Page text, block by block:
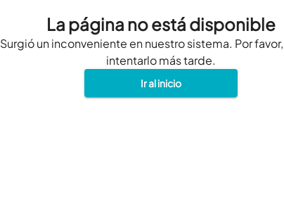
La página no está disponible
Surgió un inconveniente en nuestro sistema. Por
intentarlo más tarde.
Ir al inicio